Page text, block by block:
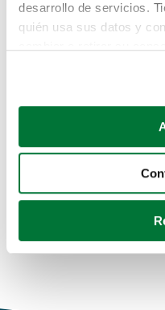
desarrollo de servicios.
quién usa sus datos y
Si lo permite, también
Recopilar
Identificar su
para buscar
Obtenga más
Pero puedes
buscando en alguno
Coches de segunda
Coches de km0